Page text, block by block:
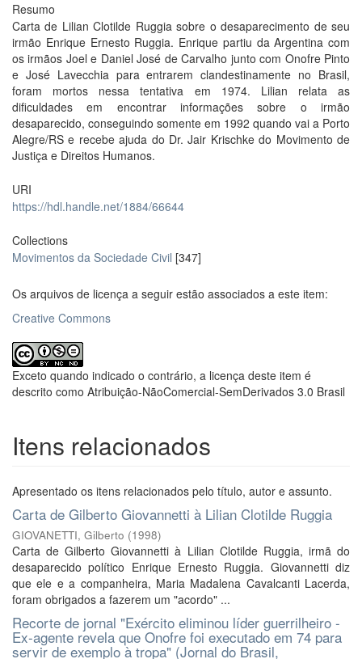
Resumo
Carta de Lilian Clotilde Ruggia sobre o desaparecimento de seu
irmão Enrique Ernesto Ruggia. Enrique partiu da Argentina com
os irmãos Joel e Daniel José de Carvalho junto com Onofre Pinto
e José Lavecchia para entrarem clandestinamente no Brasil,
foram mortos nessa tentativa em 1974. Lilian relata as
dificuldades em encontrar informações sobre o irmão
desaparecido, conseguindo somente em 1992 quando vai a Porto
Alegre/RS e recebe ajuda do Dr. Jair Krischke do Movimento de
Justiça e Direitos Humanos.
URI
https://hdl.handle.net/1884/66644
Collections
Movimentos da Sociedade Civil [347]
Os arquivos de licença a seguir estão associados a este item:
Creative Commons
Exceto quando indicado o contrário, a licença deste item é
descrito como Atribuição-NãoComercial-SemDerivados 3.0 Brasil
Itens relacionados
Apresentado os itens relacionados pelo título, autor e assunto.
Carta de Gilberto Giovannetti à Lilian Clotilde Ruggia
GIOVANETTI, Gilberto (1998)
Carta de Gilberto Giovannetti à Lilian Clotilde Ruggia, irmã do
desaparecido político Enrique Ernesto Ruggia. Giovannetti diz
que ele e a companheira, Maria Madalena Cavalcanti Lacerda,
foram obrigados a fazerem um "acordo" ...
Recorte de jornal "Exército eliminou líder guerrilheiro -
Ex-agente revela que Onofre foi executado em 74 para
servir de exemplo à tropa" (Jornal do Brasil,